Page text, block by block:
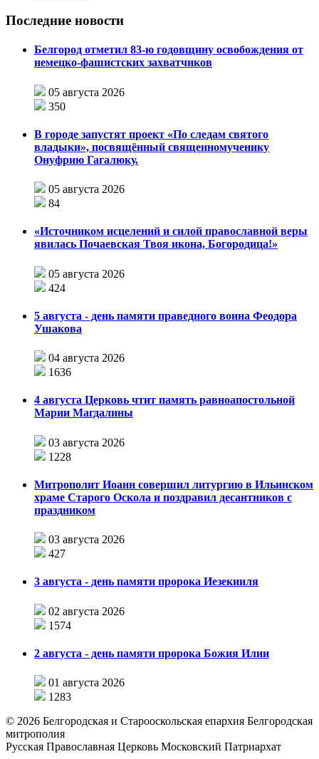
Последние новости
Белгород отметил 83-ю годовщину освобождения от
немецко-фашистских захватчиков
05 августа 2026
350
В городе запустят проект «По следам святого
владыки», посвящённый священномученику
Онуфрию Гагалюку.
05 августа 2026
84
«Источником исцелений и силой православной веры
явилась Почаевская Твоя икона, Богородица!»
05 августа 2026
424
5 августа - день памяти праведного воина Феодора
Ушакова
04 августа 2026
1636
4 августа Церковь чтит память равноапостольной
Марии Магдалины
03 августа 2026
1228
Митрополит Иоанн совершил литургию в Ильинском
храме Старого Оскола и поздравил десантников с
праздником
03 августа 2026
427
3 августа - день памяти пророка Иезекииля
02 августа 2026
1574
2 августа - день памяти пророка Божия Илии
01 августа 2026
1283
© 2026 Белгородская и Старооскольская епархия Белгородская
митрополия
Русская Православная Церковь Московский Патриархат